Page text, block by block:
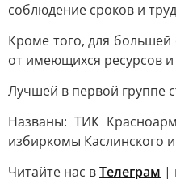
соблюдение сроков и
Кроме того, для большей
от имеющихся ресурсов
Лучшей в первой группе
Названы: ТИК
избиркомы Каслинского
Читайте нас вТелеграм |